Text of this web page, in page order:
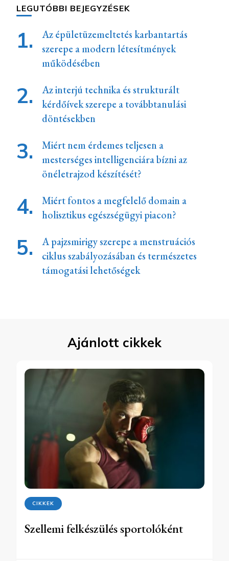
LEGUTÓBBI BEJEGYZÉSEK
Az épületüzemeltetés karbantartás
szerepe a modern létesítmények
működésében
Az interjú technika és strukturált
kérdőívek szerepe a továbbtanulási
döntésekben
Miért nem érdemes teljesen a
mesterséges intelligenciára bízni az
önéletrajzod készítését?
Miért fontos a megfelelő domain a
holisztikus egészségügyi piacon?
A pajzsmirigy szerepe a menstruációs
ciklus szabályozásában és természetes
támogatási lehetőségek
Ajánlott cikkek
CIKKEK
Szellemi felkészülés sportolóként